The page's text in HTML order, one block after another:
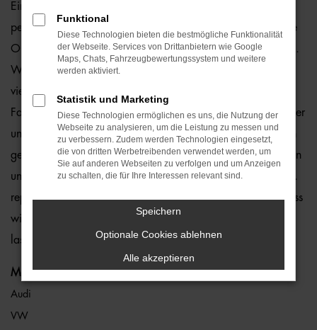
Ein VW up! Gebrauchtwagen und Berlin passen einfach
perfekt zusammen. Dies ließe sich natürlich auch für andere
Orte sagen, denn dieses Modell überzeugt auf ganzer Linie.
Wir von der Auto-Familie Ostermaier arbeiten bereits seit
vielen Jahren mit VW und sind von der Qualität der
Fahrzeuge begeistert. Dennoch gehen wir auf Nummer sicher
und schauen bei jedem VW up! Gebrauchtwagen für Berlin
genauestens nach. Konkret bedeutet dies, dass jedes Auto in
unserer Meisterwerkstatt gastiert und dort überprüft und ggf.
repariert und gewartet wird. Unser Credo besteht darin, dass
wir nur erstklassige Fahrzeuge auf die Straßen von Berlin
lassen. Ohne „Wenn und Aber“.
Marken
Audi
VW
Funktional
Diese Technologien bieten die bestmögliche Funktionalität
der Webseite. Services von Drittanbietern wie Google
Maps, Chats, Fahrzeugbewertungssystem und weitere
werden aktiviert.
Statistik und Marketing
Diese Technologien ermöglichen es uns, die Nutzung der
Webseite zu analysieren, um die Leistung zu messen und
zu verbessern. Zudem werden Technologien eingesetzt,
die von dritten Werbetreibenden verwendet werden, um
Sie auf anderen Webseiten zu verfolgen und um Anzeigen
zu schalten, die für Ihre Interessen relevant sind.
Speichern
Optionale Cookies ablehnen
Alle akzeptieren